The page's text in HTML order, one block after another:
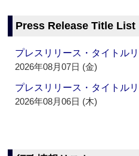
Press Release Title List
プレスリリース・タイトル
2026年08月07日 (金)
プレスリリース・タイトル
2026年08月06日 (木)